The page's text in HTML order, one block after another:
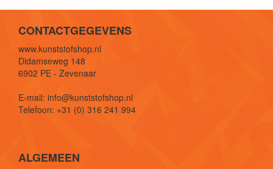
CONTACTGEGEVENS
www.kunststofshop.nl
Didamseweg 148
6902 PE - Zevenaar
E-mail: info@kunststofshop.nl
Telefoon: +31 (0) 316 241 994
ALGEMEEN